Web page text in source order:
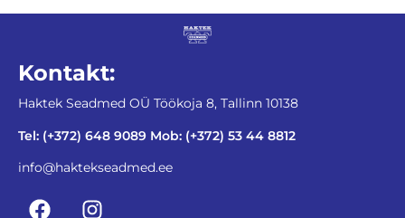
Kontakt:
Haktek Seadmed OÜ Töökoja 8, Tallinn 10138
Tel: (+372) 648 9089 Mob: (+372) 53 44 8812
info@haktekseadmed.ee